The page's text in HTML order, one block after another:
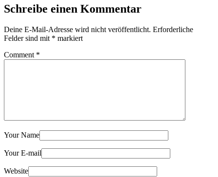
Schreibe einen Kommentar
Deine E-Mail-Adresse wird nicht veröffentlicht. Erforderliche
Felder sind mit * markiert
Comment *
Your Name
Your E-mail
Website